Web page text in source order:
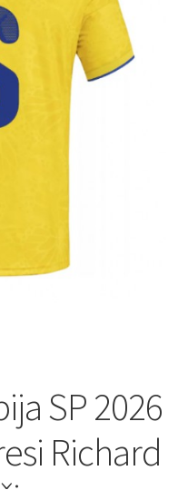
SP 2026
Richard